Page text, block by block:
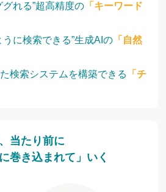
れる”超高精度の 「キーワード
に検索できる”生成AIの 「自然
検索システムを構築できる
「チ
当たり前に
巻き込まれて」いく